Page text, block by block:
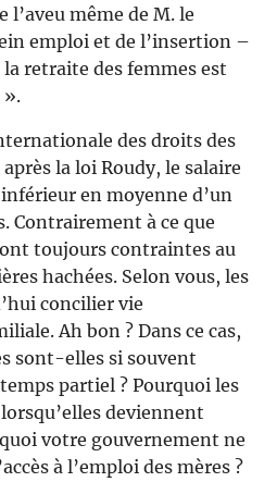
l’aveu même de M. le
emploi et de l’insertion –
retraite des femmes est
».
des droits des
la loi Roudy, le salaire
en moyenne d’un
Contrairement à ce que
toujours contraintes au
hachées. Selon vous, les
concilier vie
Ah bon ? Dans ce cas,
sont-elles si souvent
partiel ? Pourquoi les
deviennent
votre gouvernement ne
à l’emploi des mères ?